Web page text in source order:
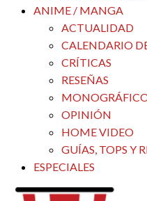
ANIME / MANGA
ACTUALIDAD
CALENDARIO
CRÍTICAS
RESEÑAS
OPINIÓN
HOME VIDEO
GUÍAS, TOPS Y
ESPECIALES